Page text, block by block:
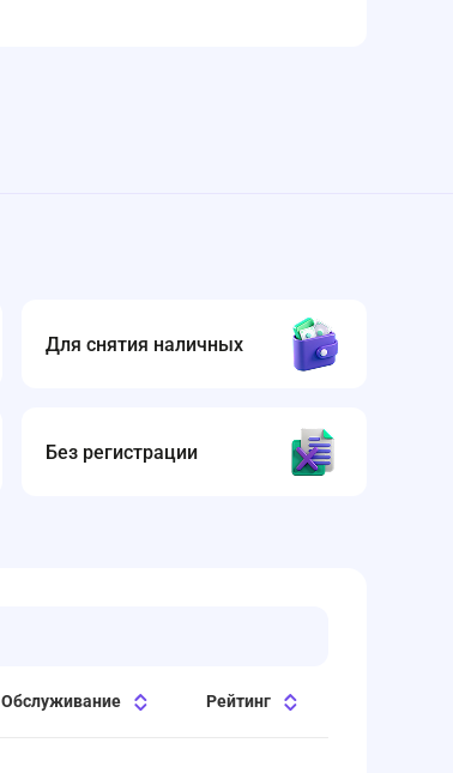
Для снятия наличных
Без регистрации
Обслуживание Рейтинг